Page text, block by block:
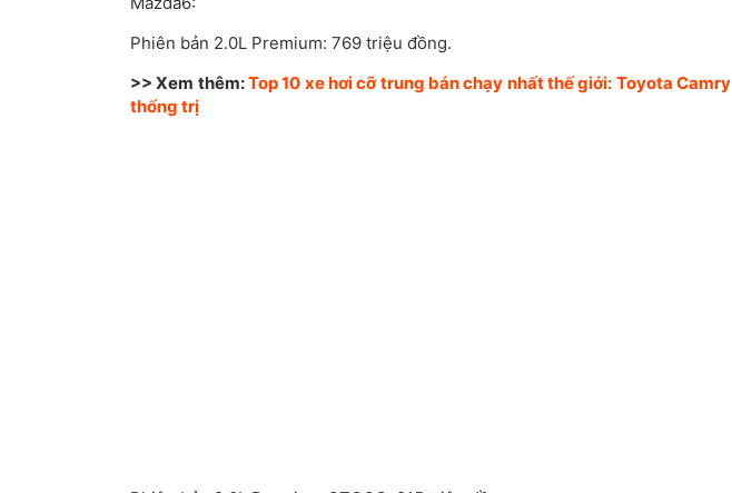
Phiên bản 2.0L Premium: 769 triệu đồng.
>> Xem thêm:Top 10 xe hơi cỡ trung bán chạy nhất thế giới: Toyota Camry
thống trị